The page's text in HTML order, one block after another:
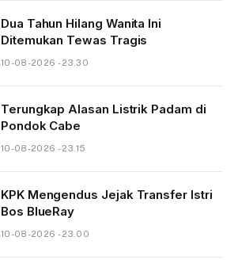
Dua Tahun Hilang Wanita Ini
Ditemukan Tewas Tragis
10-08-2026 - 23.30
Terungkap Alasan Listrik Padam di
Pondok Cabe
10-08-2026 - 23.15
KPK Mengendus Jejak Transfer Istri
Bos BlueRay
10-08-2026 - 23.00